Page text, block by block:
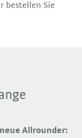
bestellen Sie
Allrounder: